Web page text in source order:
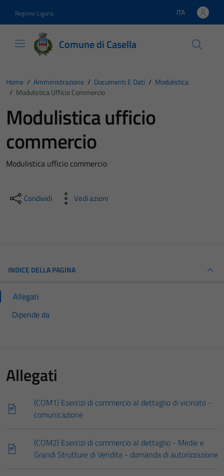
Regione Liguria Lingua attiva:
ITA
Comune di Casella
Home / Amministrazione / Documenti E Dati / Modulistica
/ Modulistica Ufficio Commercio
Modulistica ufficio
commercio
Modulistica ufficio commercio
Condividi Vedi azioni
INDICE DELLA PAGINA
Allegati
Dipende da
Allegati
(COM1) Esercizi di commercio al dettaglio di vicinato -
comunicazione
(COM2) Esercizi di commercio al dettaglio - Medie e
Grandi Strutture di Vendita - domanda di autorizzazione